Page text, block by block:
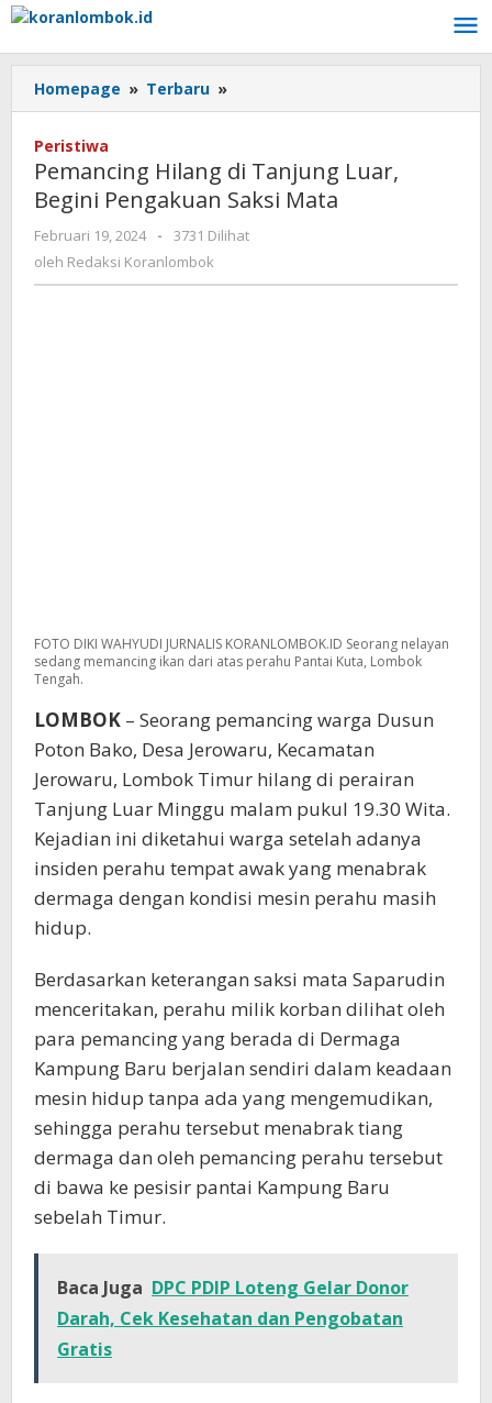
Lewati
konten
Homepage » Terbaru »
Hilang
Tanjung
Luar,
Begini
Pengakuan
Peristiwa
Pemancing Hilang di Tanjung Luar,
Begini Pengakuan Saksi Mata
Februari 19, 2024
oleh
Redaksi
-
3731 Dilihat
oleh Redaksi Koranlombok
FOTO DIKI WAHYUDI JURNALIS KORANLOMBOK.ID Seorang nelayan
sedang memancing ikan dari atas perahu Pantai Kuta, Lombok
Tengah.
LOMBOK – Seorang pemancing warga Dusun
Poton Bako, Desa Jerowaru, Kecamatan
Jerowaru, Lombok Timur hilang di perairan
Tanjung Luar Minggu malam pukul 19.30 Wita.
Kejadian ini diketahui warga setelah adanya
insiden perahu tempat awak yang menabrak
dermaga dengan kondisi mesin perahu masih
hidup.
Berdasarkan keterangan saksi mata Saparudin
menceritakan, perahu milik korban dilihat oleh
para pemancing yang berada di Dermaga
Kampung Baru berjalan sendiri dalam keadaan
mesin hidup tanpa ada yang mengemudikan,
sehingga perahu tersebut menabrak tiang
dermaga dan oleh pemancing perahu tersebut
di bawa ke pesisir pantai Kampung Baru
sebelah Timur.
Baca Juga DPC PDIP Loteng Gelar Donor
Darah, Cek Kesehatan dan Pengobatan
Gratis